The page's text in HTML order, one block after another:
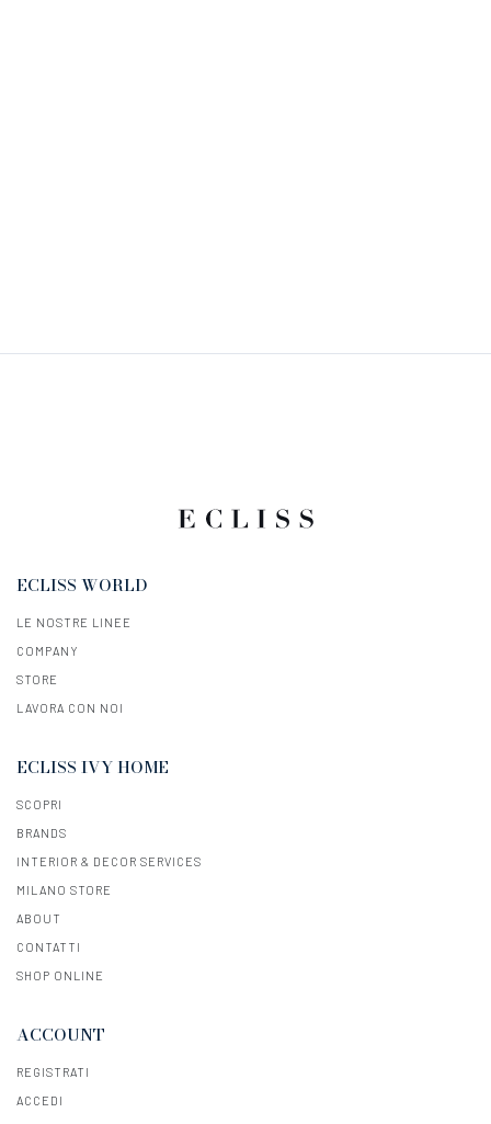
ECLISS WORLD
LE NOSTRE LINEE
COMPANY
STORE
LAVORA CON NOI
ECLISS IVY HOME
SCOPRI
BRANDS
INTERIOR & DECOR SERVICES
MILANO STORE
ABOUT
CONTATTI
SHOP ONLINE
ACCOUNT
REGISTRATI
ACCEDI